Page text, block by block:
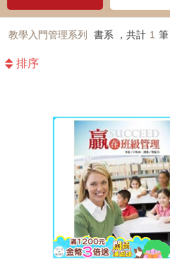
教學入門管理系列 書系 ，共計 1 筆
排序